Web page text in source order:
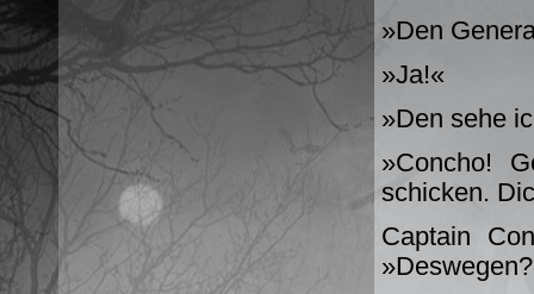
»Den
»Ja!«
»Den sehe
»Concho!
schicken.
Captain